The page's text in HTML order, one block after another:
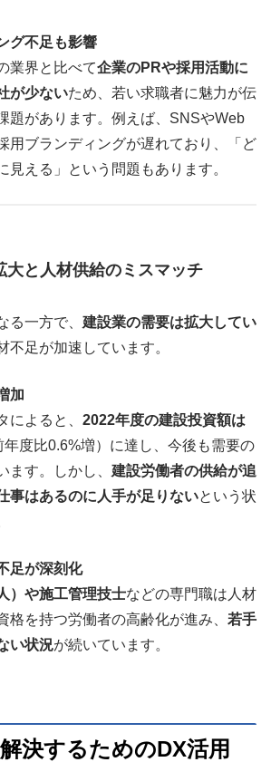
グ不足も影響
業界と比べて企業のPRや採用活動に
が少ないため、若い求職者に魅力が伝
題があります。例えば、SNSやWeb
用ブランディングが遅れており、「ど
見える」という問題もあります。
と人材供給のミスマッチ
る一方で、 建設業の需要は拡大してい
不足が加速しています。
加
によると、 2022年度の建設投資額は
年度比0.6%増）に達し、今後も需要の
ます。しかし、 建設労働者の供給が追
事はあるのに人手が足りないという状
足が深刻化
）や施工管理技士などの専門職は人材
格を持つ労働者の高齢化が進み、 若手
い状況が続いています。
決するためのDX活用